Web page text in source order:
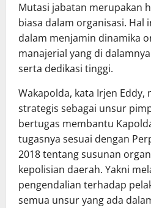
Mutasi jabatan merupakan
biasa dalam organisasi. Hal
dalam menjamin dinamika
manajerial yang di
serta dedikasi tinggi.
Wakapolda, kata Irjen Eddy,
strategis sebagai unsur
bertugas membantu
tugasnya sesuai dengan
2018 tentang susunan
kepolisian daerah. Yakni
pengendalian terhadap
semua unsur yang ada